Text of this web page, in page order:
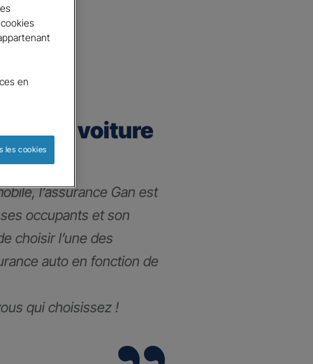
voiture
l’assurance Gan est
occupants et son
choisir l’une des
auto en fonction de
qui choisissez !
en
les cookies